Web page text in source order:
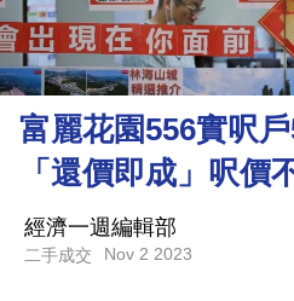
樓
市
理
財
商
業
科
富麗花園556實呎
「還價即成」呎價
經濟一週編輯部
二手成交 Nov 2 2023